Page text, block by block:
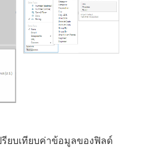
รียบเทียบค่าข้อมูลของฟิลด์